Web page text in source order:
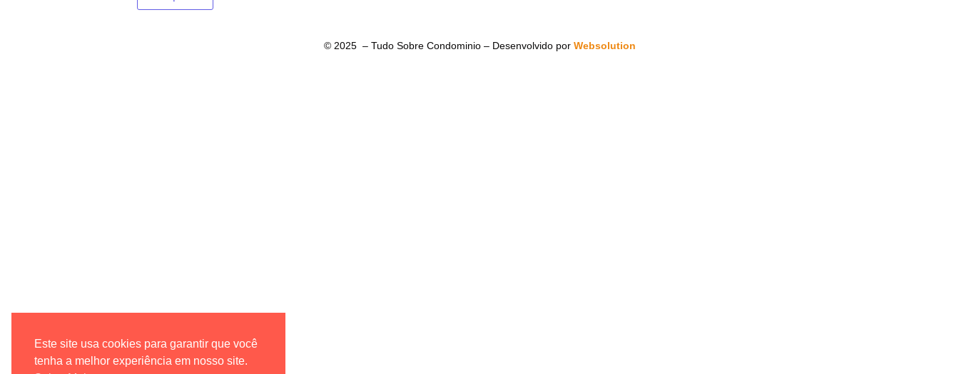
© 2025 – Tudo Sobre Condominio – Desenvolvido por Websolution
Este site usa cookies para garantir que você
tenha a melhor experiência em nosso site.